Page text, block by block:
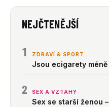
NEJČTENĚJŠÍ
1 ZDRAVÍ & SPORT
Jsou ecigarety
2 SEX A VZTAHY
Sex se starší ženou